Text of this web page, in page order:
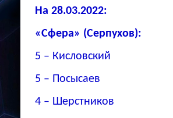
На 28.03.2022:
«Сфера» (Серпухов):
5 – Кисловский
5 – Посысаев
4 – Шерстников